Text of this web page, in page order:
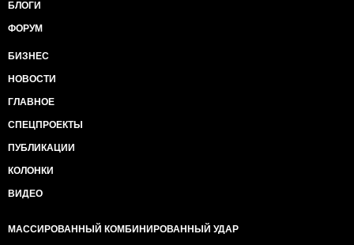
БЛОГИ
ФОРУМ
БИЗНЕС
НОВОСТИ
ГЛАВНОЕ
СПЕЦПРОЕКТЫ
ПУБЛИКАЦИИ
КОЛОНКИ
ВИДЕО
МАССИРОВАННЫЙ КОМБИНИРОВАННЫЙ УДАР